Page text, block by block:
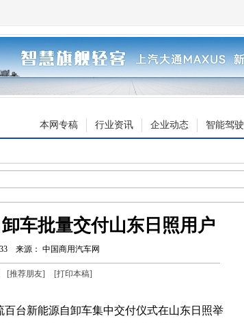
智能驾驶
企业动态
行业资讯
本网专稿
车批量交付山东日照用户
来源： 中国商用汽车网
[推荐朋友] [打印本稿]
台新能源自卸车集中交付仪式在山东日照举